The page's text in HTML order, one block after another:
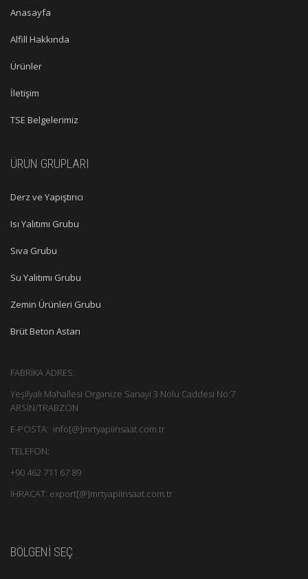
Anasayfa
Alfill Hakkında
Ürünler
İletişim
TSE Belgelerimiz
ÜRÜN GRUPLARI
Derz ve Yapıştırıcı
Isı Yalıtımı Grubu
Sıva Grubu
Su Yalıtımı Grubu
Zemin Ürünleri Grubu
Brüt Beton Astarı
FABRİKA ADRES:
Yeşilyalı Mahallesi Organize Sanayi 3 Nolu Caddesi No:7
ARSİN/TRABZON
E-POSTA: info[@]mrtyapiinsaat.com.tr
TELEFON:
+90 462 711 67 89
İHRACAT: export[@]mrtyapiinsaat.com.tr
BÖLGENİ SEÇ